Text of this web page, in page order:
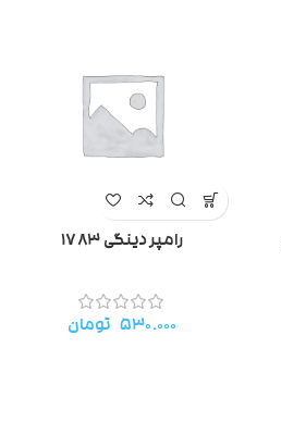
رامپر دینگی ۱۷۸۳
۵۳۰.۰۰۰ تومان